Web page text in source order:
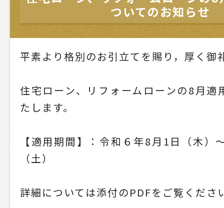
ついてのお知らせ
平素より格別のお引立てを賜り，厚く御
住宅ローン、リフォームローンの8月適
たします。
【適用期間】：令和６年8月1日（木）
（土）
詳細については添付のPDFをご覧くださ